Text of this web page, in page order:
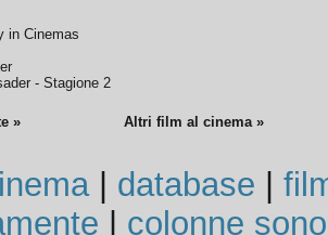
in Cinemas
- Stagione 2
» Altri film al cinema »
| database
colonne